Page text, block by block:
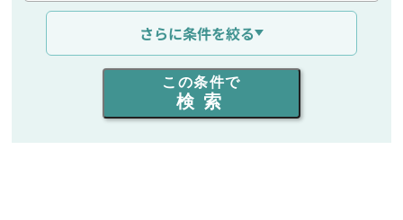
通信距離を選ぶ
出力を選ぶ
同時通話人数を選ぶ
さらに条件を絞る
この条件で
検索